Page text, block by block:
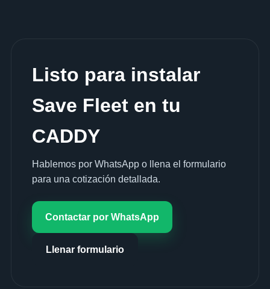
Listo para instalar
Save Fleet en tu
CADDY
Hablemos por WhatsApp o llena el formulario
para una cotización detallada.
Contactar por WhatsApp
Llenar formulario